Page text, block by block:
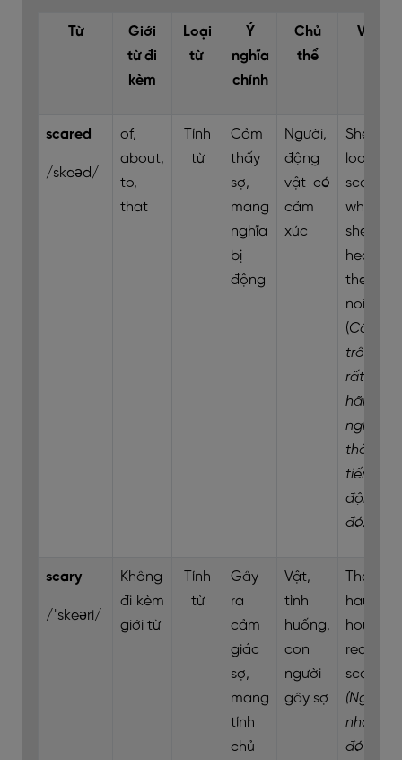
Từ
Giới
từ đi
kèm
Loại
từ
Ý
nghĩa
chính
Chủ
thể
Ví dụ
scared
/skeəd/
of,
about,
to,
that
Tính
từ
Cảm
thấy
sợ,
mang
nghĩa
bị
động
Người,
động
vật có
cảm
xúc
She
looked
scared
when
she
heard
the
noise.
(Cô ấy
trông
rất sợ
hãi khi
nghe
thấy
tiếng
động
đó.)
scary
/ˈskeəri/
Không
đi kèm
giới từ
Tính
từ
Gây
ra
cảm
giác
sợ,
mang
tính
chủ
Vật,
tình
huống,
con
người
gây sợ
That
haunted
house is
really
scary.
(Ngôi
nhà ma
đó thật